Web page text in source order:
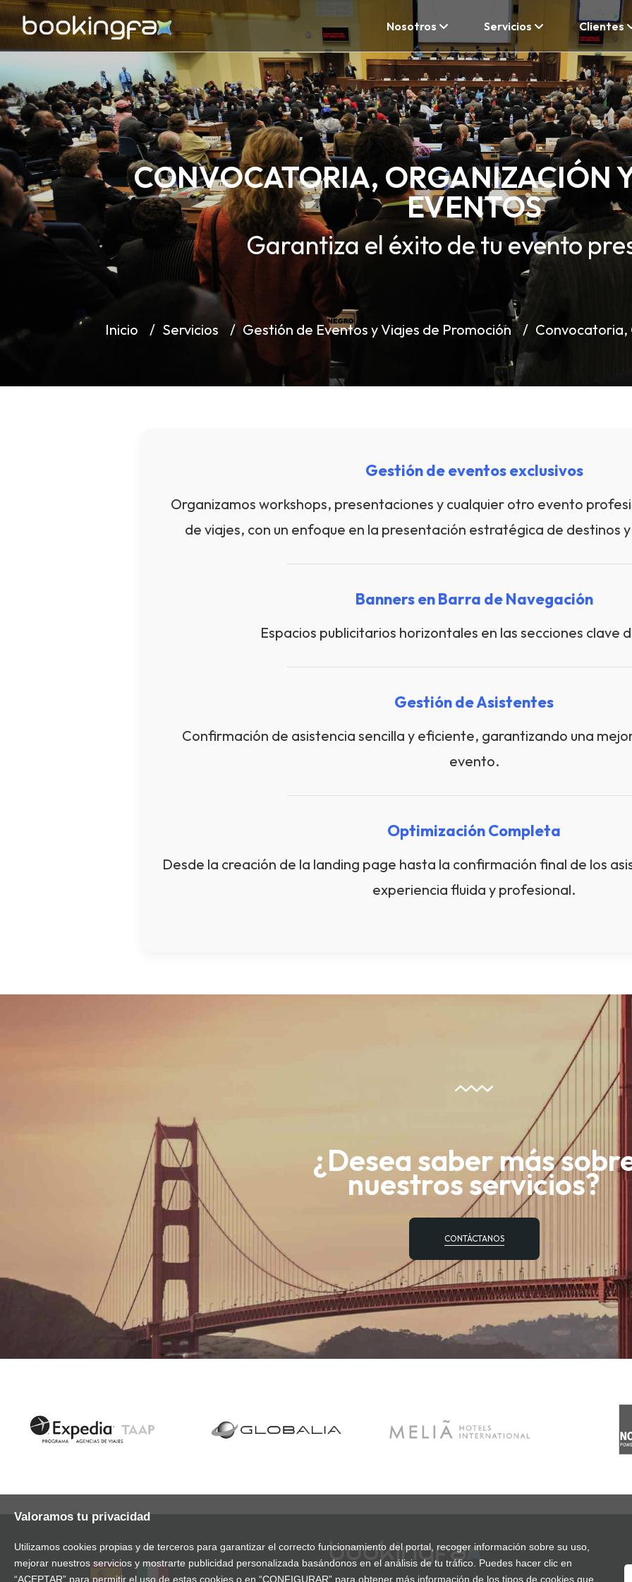
Nosotros Servicios Clientes
CONVOCATORIA, ORGANIZACIÓN
EVENTOS
Garantiza el éxito de tu evento
Inicio Servicios Gestión de Eventos y Viajes de Promoción Convocatoria,
Gestión de eventos exclusivos
Organizamos workshops, presentaciones y cualquier otro evento
de viajes, con un enfoque en la presentación estratégica de destinos
Banners en Barra de Navegación
Espacios publicitarios horizontales en las secciones clave
Gestión de Asistentes
Confirmación de asistencia sencilla y eficiente, garantizando una
evento.
Optimización Completa
Desde la creación de la landing page hasta la confirmación final de los
experiencia fluida y profesional.
¿Desea saber más
nuestros servicios?
CONTÁCTANOS
Visítanos en:
Valoramos tu privacidad
Utilizamos cookies propias y de terceros para garantizar el correcto funcionamiento del portal, recoger información sobre su uso,
mejorar nuestros servicios y mostrarte publicidad personalizada basándonos en el análisis de tu tráfico. Puedes hacer clic en
“ACEPTAR” para permitir el uso de estas cookies o en “CONFIGURAR” para obtener más información de los tipos de cookies que